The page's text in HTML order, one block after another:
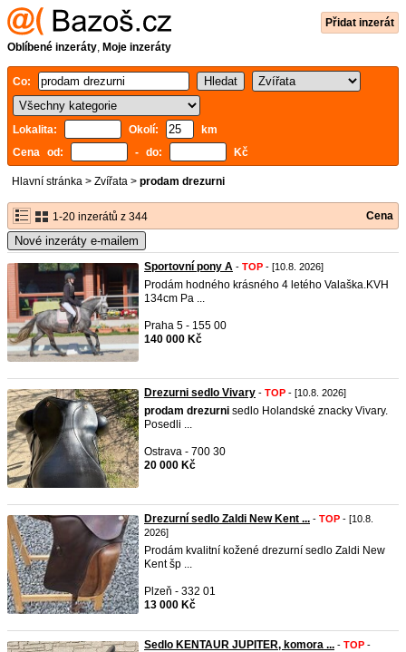
Přidat inzerát
Oblíbené inzeráty, Moje inzeráty
Co:
Lokalita: Okolí:
km
Cena od:
- do: Kč
Hlavní stránka > Zvířata > prodam drezurni
1-20 inzerátů z 344 Cena
Nové inzeráty e-mailem
Sportovní pony A - TOP - [10.8. 2026]
Prodám hodného krásného 4 letého Valaška.KVH
134cm Pa ...
Praha 5 - 155 00
140 000 Kč
Drezurni sedlo Vivary - TOP - [10.8. 2026]
prodam drezurni sedlo Holandské znacky Vivary.
Posedli ...
Ostrava - 700 30
20 000 Kč
Drezurní sedlo Zaldi New Kent ... - TOP - [10.8.
2026]
Prodám kvalitní kožené drezurní sedlo Zaldi New
Kent šp ...
Plzeň - 332 01
13 000 Kč
Sedlo KENTAUR JUPITER, komora ... - TOP -